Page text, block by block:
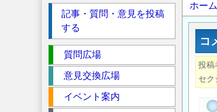
パ
ン
ず
ホーム
コ
投稿
セク
記事・質問・意見を投稿
する
ク
シ
質問広場
意見交換広場
イベント案内